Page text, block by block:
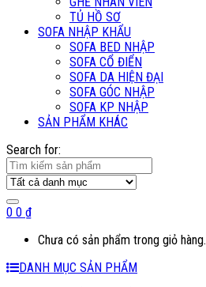
TỦ HỒ SƠ
SOFA NHẬP KHẨU
SOFA BED NHẬP
SOFA CỔ ĐIỂN
SOFA DA HIỆN ĐẠI
SOFA GÓC NHẬP
SOFA KP NHẬP
SẢN PHẨM KHÁC
Search for:
0 0 ₫
Chưa có sản phẩm trong giỏ hàng.
DANH MỤC SẢN PHẨM